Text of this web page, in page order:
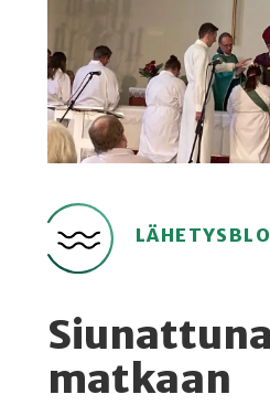
Siunattuna
matkaan